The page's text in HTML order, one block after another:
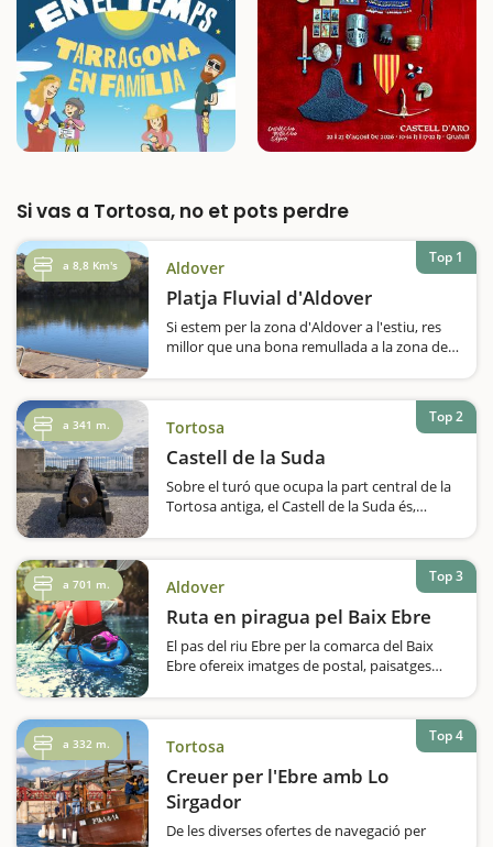
Si vas a Tortosa, no et pots perdre
a 8,8 Km's Aldover
Platja Fluvial d'Aldover
Si estem per la zona d'Aldover a l'estiu, res
millor que una bona remullada a la zona de
atractiu, amb un exuberant bosc de ribera,
amb àlbers,…
Top 1
a 341 m. Tortosa
Castell de la Suda
Sobre el turó que ocupa la part central de la
Tortosa antiga, el Castell de la Suda és,
anar-hi, però n'hi ha més, sobretot…
Top 2
a 701 m. Aldover
Ruta en piragua pel Baix Ebre
El pas del riu Ebre per la comarca del Baix
Ebre ofereix imatges de postal, paisatges
úniques i irrepetibles... La llista és inacabable,
…
Top 3
a 332 m. Tortosa
Creuer per l'Ebre amb Lo
Sirgador
De les diverses ofertes de navegació per
Top 4